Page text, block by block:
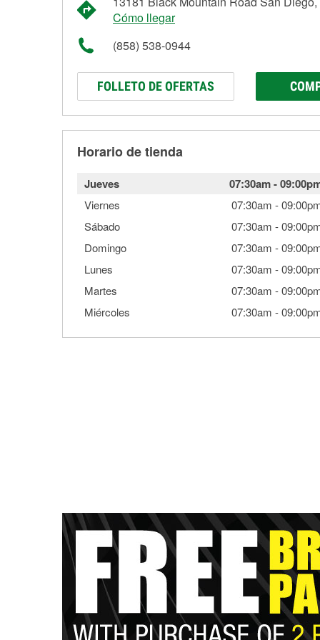
Cómo llegar
(858) 538-0944
FOLLETO DE OFERTAS
Horario de tienda
Jueves 07:30am-
Viernes 07:30am -
Sábado
07:30am -
Domingo
07:30am -
Lunes
07:30am -
Martes
07:30am -
Miércoles
07:30am -